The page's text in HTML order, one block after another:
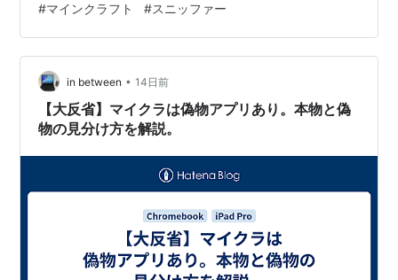
の方に進むと海があった。ポーションを飲んで、海底遺
跡探し。わりとすぐ近くにあったので、ブラシを使って
みると･･･ スニッファーの卵があった！嬉しい！！！ 繁
殖するためにはもう一つ卵が欲しいから、もう少し探し
てみようと思ったのが、さらなる苦労の始まり。4つくら
い海底遺跡を発掘してみたけど、卵がな…
#マインクラフト #スニッファー
in between • 14日前
【大反省】マイクラは偽物アプリあり。本物と偽
物の見分け方を解説。